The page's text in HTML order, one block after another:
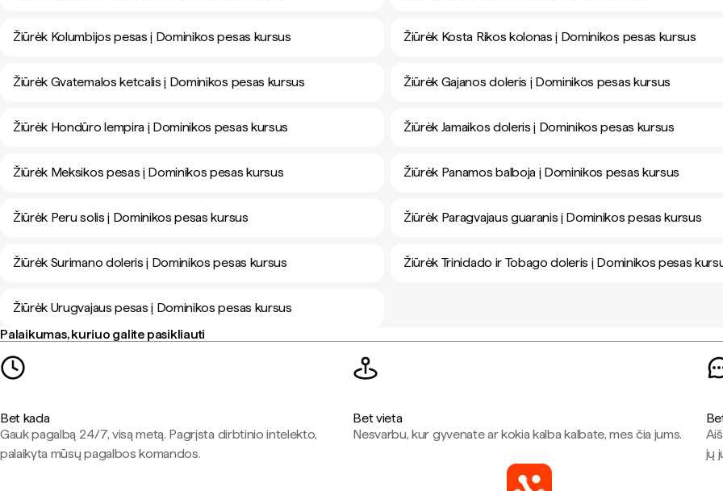
Žiūrėk Kolumbijos pesas į Dominikos pesas kursus Žiūrėk Kosta Rikos kolonas į Dominikos pesas kursus
Žiūrėk Gvatemalos ketcalis į Dominikos pesas kursus Žiūrėk Gajanos doleris į Dominikos pesas kursus
Žiūrėk Hondūro lempira į Dominikos pesas kursus Žiūrėk Jamaikos doleris į Dominikos pesas kursus
Žiūrėk Meksikos pesas į Dominikos pesas kursus Žiūrėk Panamos balboja į Dominikos pesas kursus
Žiūrėk Peru solis į Dominikos pesas kursus Žiūrėk Paragvajaus guaranis į Dominikos pesas kursus
Žiūrėk Surimano doleris į Dominikos pesas kursus Žiūrėk Trinidado ir Tobago doleris į Dominikos pesas
Žiūrėk Urugvajaus pesas į Dominikos pesas kursus
Palaikumas, kuriuo galite pasikliauti
Bet kada
Gauk pagalbą 24/7, visą metą. Pagrįsta dirbtinio intelekto,
palaikyta mūsų pagalbos komandos.
Bet vieta
Nesvarbu, kur gyvenate ar kokia kalba kalbate, mes čia jums.
jų